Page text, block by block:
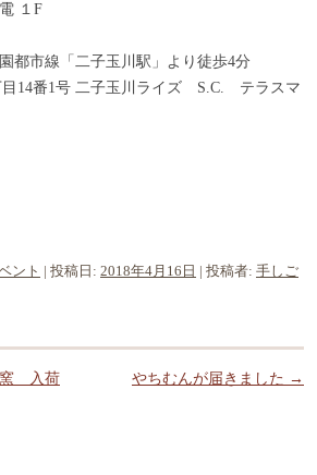
１F
都市線「二子玉川駅」より徒歩4分
目14番1号 二子玉川ライズ S.C. テラスマ
ント | 投稿日: 2018年4月16日 | 投稿者: 手しご
窯 入荷
やちむんが届きました →